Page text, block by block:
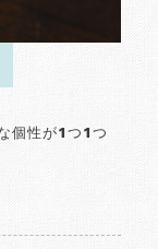
個性が1つ1つ